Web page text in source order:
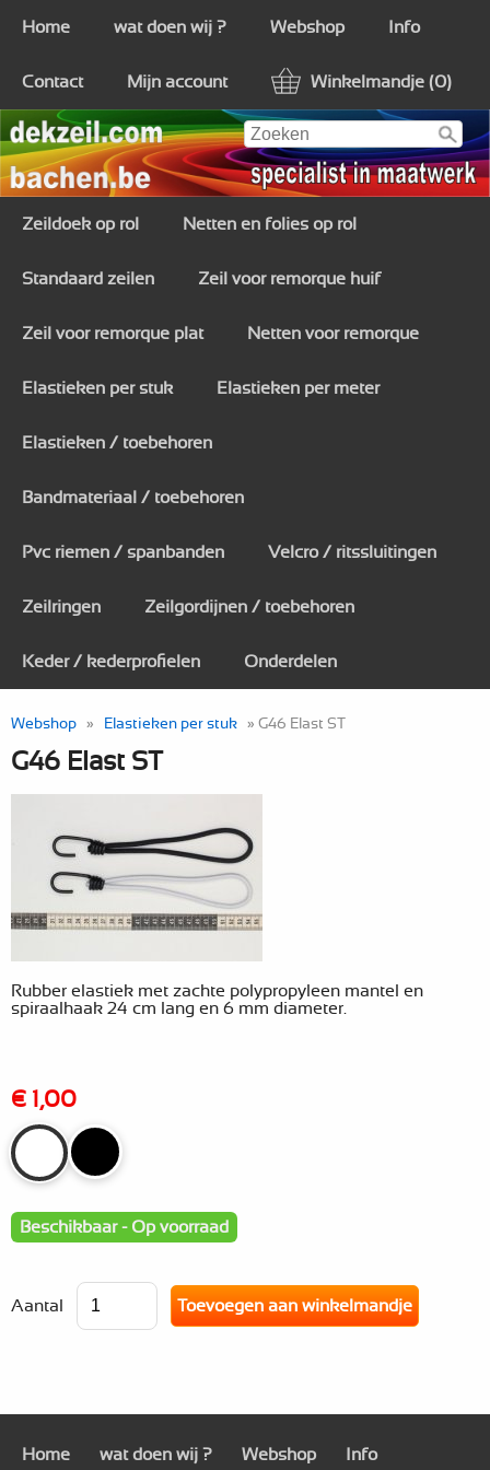
Home wat doen wij ? Webshop Info
Contact Mijn account Winkelmandje (0)
Zeildoek op rol Netten en folies op rol
Standaard zeilen Zeil voor remorque huif
Zeil voor remorque plat Netten voor remorque
Elastieken per stuk Elastieken per meter
Elastieken / toebehoren
Bandmateriaal / toebehoren
Pvc riemen / spanbanden Velcro / ritssluitingen
Zeilringen Zeilgordijnen / toebehoren
Keder / kederprofielen Onderdelen
Webshop » Elastieken per stuk » G46 Elast ST
G46 Elast ST
Rubber elastiek met zachte polypropyleen mantel en
spiraalhaak 24 cm lang en 6 mm diameter.
€ 1,00
Beschikbaar - Op voorraad
Aantal
Home wat doen wij ? Webshop Info